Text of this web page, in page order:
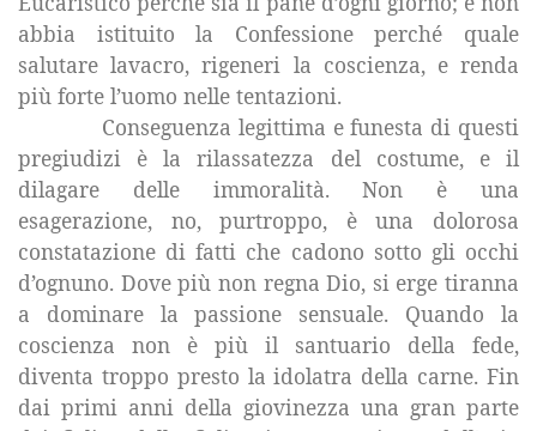
abbia istituitola Confessioneperché quale
salutare lavacro, rigeneri la coscienza, e renda
più forte l’uomo nelle tentazioni.
Conseguenza legittima e funesta di questi
pregiudizi è la rilassatezza del costume, e il
dilagare delle immoralità. Non è una
esagerazione, no, purtroppo, è una dolorosa
constatazione di fatti che cadono sotto gli occhi
d’ognuno. Dove più non regna Dio, si erge tiranna
a dominare la passione sensuale. Quando la
coscienza non è più il santuario della fede,
diventa troppo presto la idolatra della carne. Fin
dai primi anni della giovinezza una gran parte